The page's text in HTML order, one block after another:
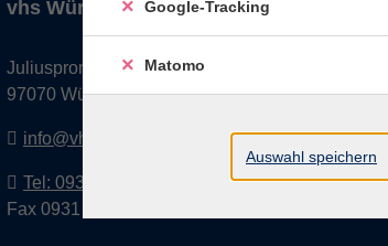
vhs Würzburg & Umgebung e. V.
Juliuspromenade 68
97070 Würzburg
info@vhs-wuerzburg.de
Tel: 0931 35593 0
Fax 0931 35593-20
Google-Tracking
Matomo
Auswahl speichern